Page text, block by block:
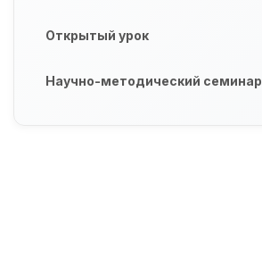
Открытый урок
Научно-методический семинар